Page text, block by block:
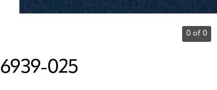
0 of 0
6939-025